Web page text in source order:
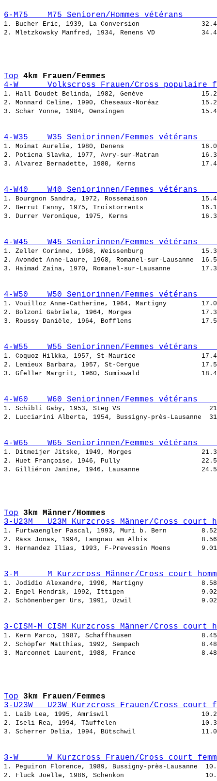
6-M75    M75 Senioren/Hommes vétérans
1. Bucher Eric, 1939, La Conversion
2. Mletzkowsky Manfred, 1934, Renens VD
Top
4km Frauen/Femmes
4-W      Volkscross Frauen/Cross populaire
1. Hall Doudet Belinda, 1982, Genève
2. Monnard Celine, 1990, Cheseaux-Noréaz
3. Schär Yonne, 1984, Oensingen
4-W35    W35 Seniorinnen/Femmes vétérans
1. Moinat Aurelie, 1980, Denens
2. Poticna Slavka, 1977, Avry-sur-Matran
3. Alvarez Bernadette, 1980, Kerns
4-W40    W40 Seniorinnen/Femmes vétérans
1. Bourgnon Sandra, 1972, Rossemaison
2. Berrut Fanny, 1975, Troistorrents
3. Durrer Veronique, 1975, Kerns
4-W45    W45 Seniorinnen/Femmes vétérans
1. Zeller Corinne, 1968, Weissenburg
2. Avondet Anne-Laure, 1968, Romanel-sur-Lausanne
3. Haimad Zaina, 1970, Romanel-sur-Lausanne
4-W50    W50 Seniorinnen/Femmes vétérans
1. Vouilloz Anne-Catherine, 1964, Martigny
2. Bolzoni Gabriela, 1964, Morges
3. Roussy Danièle, 1964, Bofflens
4-W55    W55 Seniorinnen/Femmes vétérans
1. Coquoz Hilkka, 1957, St-Maurice
2. Lemieux Barbara, 1957, St-Cergue
3. Gfeller Margrit, 1960, Sumiswald
4-W60    W60 Seniorinnen/Femmes vétérans
1. Schibli Gaby, 1953, Steg VS
2. Lucciarini Alberta, 1954, Bussigny-près-Lausanne
4-W65    W65 Seniorinnen/Femmes vétérans
1. Ditmeijer Jitske, 1949, Morges
2. Huet Françoise, 1946, Pully
3. Gilliéron Janine, 1946, Lausanne
Top
3km Männer/Hommes
3-U23M   U23M Kurzcross Männer/Cross
1. Furtwaengler Pascal, 1993, Muri b. Bern
2. Räss Jonas, 1994, Langnau am Albis
3. Hernandez Ilias, 1993, F-Prevessin Moens
3-M      M Kurzcross Männer/Cross court
1. Jodidio Alexandre, 1990, Martigny
2. Engel Hendrik, 1992, Ittigen
2. Schönenberger Urs, 1991, Uzwil
3-CISM-M CISM Kurzcross Männer/Cross
1. Kern Marco, 1987, Schaffhausen
2. Schöpfer Matthias, 1992, Sempach
3. Marconnet Laurent, 1988, France
Top
3km Frauen/Femmes
3-U23W   U23W Kurzcross Frauen/Cross
1. Laib Lea, 1995, Amriswil
2. Iseli Rea, 1994, Täuffelen
3. Scherrer Delia, 1994, Bütschwil
3-W      W Kurzcross Frauen/Cross court
1. Peguiron Florence, 1989, Bussigny-près-Lausanne
2. Flück Joëlle, 1986, Schenkon